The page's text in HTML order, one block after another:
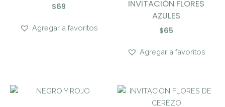
$69
Agregar a favoritos
INVITACIÓN FLORES
AZULES
$65
Agregar a favoritos